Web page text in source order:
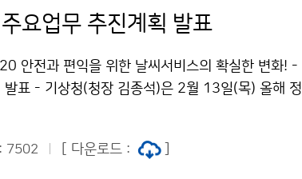
요업무 추진계획 발표
안전과 편익을 위한 날씨서비스의 확실한 변화!
표 - 기상청(청장 김종석)은 2월 13일(목) 올해
요 시 전국 어디든 1∼2시간 이내 현장이동 관측 ▪
7502 [ 다운로드 :